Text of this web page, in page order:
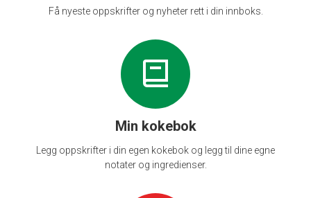
Få nyeste oppskrifter og nyheter rett i din innboks.
Min kokebok
Legg oppskrifter i din egen kokebok og legg til dine egne
notater og ingredienser.